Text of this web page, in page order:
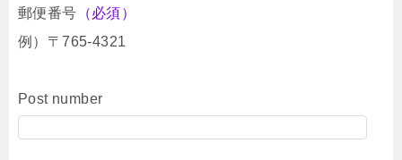
郵便番号 （必須）
例）〒765-4321
Post number